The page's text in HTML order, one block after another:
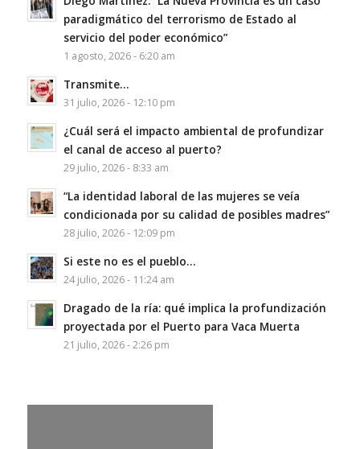
paradigmático del terrorismo de Estado al
servicio del poder económico”
1 agosto, 2026 - 6:20 am
Transmite…
31 julio, 2026 - 12:10 pm
¿Cuál será el impacto ambiental de profundizar
el canal de acceso al puerto?
29 julio, 2026 - 8:33 am
“La identidad laboral de las mujeres se veía
condicionada por su calidad de posibles madres”
28 julio, 2026 - 12:09 pm
Si este no es el pueblo…
24 julio, 2026 - 11:24 am
Dragado de la ría: qué implica la profundización
proyectada por el Puerto para Vaca Muerta
21 julio, 2026 - 2:26 pm